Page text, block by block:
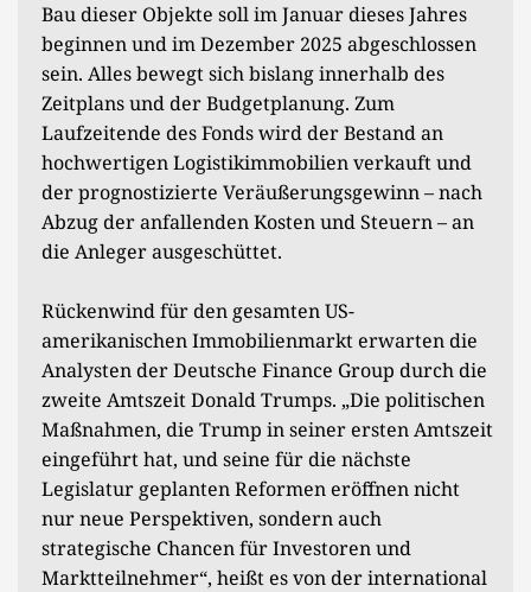
Bau dieser Objekte soll im Januar dieses Jahres
beginnen und im Dezember 2025 abgeschlossen
sein. Alles bewegt sich bislang innerhalb des
Zeitplans und der Budgetplanung. Zum
Laufzeitende des Fonds wird der Bestand an
hochwertigen Logistikimmobilien verkauft und
der prognostizierte Veräußerungsgewinn – nach
Abzug der anfallenden Kosten und Steuern – an
die Anleger ausgeschüttet.
Rückenwind für den gesamten US-
amerikanischen Immobilienmarkt erwarten die
Analysten der Deutsche Finance Group durch die
zweite Amtszeit Donald Trumps. „Die politischen
Maßnahmen, die Trump in seiner ersten Amtszeit
eingeführt hat, und seine für die nächste
Legislatur geplanten Reformen eröffnen nicht
nur neue Perspektiven, sondern auch
strategische Chancen für Investoren und
Marktteilnehmer“, heißt es von der international